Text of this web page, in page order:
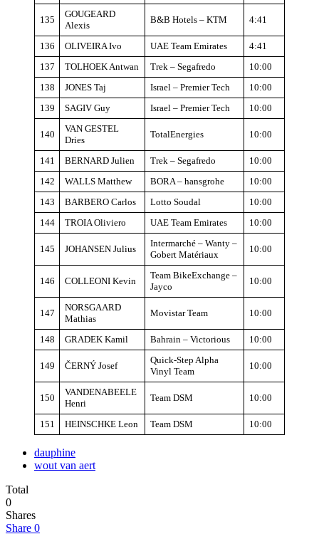
135
GOUGEARD
Alexis
B&B Hotels – KTM 4:41
136 OLIVEIRA Ivo UAE Team Emirates
4:41
137
TOLHOEK Antwan Trek – Segafredo
10:00
138
JONES Taj Israel – Premier Tech
10:00
139
SAGIV Guy Israel – Premier Tech 10:00
140
VAN GESTEL
Dries
TotalEnergies 10:00
141 BERNARD Julien Trek – Segafredo
10:00
142
WALLS Matthew BORA – hansgrohe
10:00
143
BARBERO Carlos Lotto Soudal
10:00
144
TROIA Oliviero UAE Team Emirates 10:00
145 JOHANSEN Julius
Intermarché – Wanty –
Gobert Matériaux
10:00
146 COLLEONI Kevin
Team BikeExchange –
Jayco
10:00
147
NORSGAARD
Mathias
Movistar Team 10:00
148 GRADEK Kamil Bahrain – Victorious 10:00
149 ČERNÝ Josef
Quick-Step Alpha
Vinyl Team
10:00
150
VANDENABEELE
Henri
Team DSM 10:00
151 HEINSCHKE Leon Team DSM 10:00
dauphine
wout van aert
Total
0
Shares
Share 0